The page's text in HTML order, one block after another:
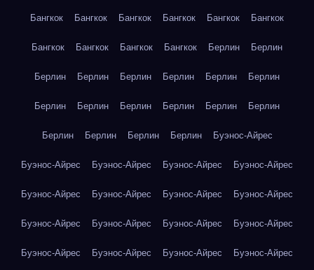
Бангкок Бангкок Бангкок Бангкок Бангкок Бангкок
Бангкок Бангкок Бангкок Бангкок Берлин Берлин
Берлин Берлин Берлин Берлин Берлин Берлин
Берлин Берлин Берлин Берлин Берлин Берлин
Берлин Берлин Берлин Берлин Буэнос-Айрес
Буэнос-Айрес Буэнос-Айрес Буэнос-Айрес Буэнос-Айрес
Буэнос-Айрес Буэнос-Айрес Буэнос-Айрес Буэнос-Айрес
Буэнос-Айрес Буэнос-Айрес Буэнос-Айрес Буэнос-Айрес
Буэнос-Айрес Буэнос-Айрес Буэнос-Айрес Буэнос-Айрес